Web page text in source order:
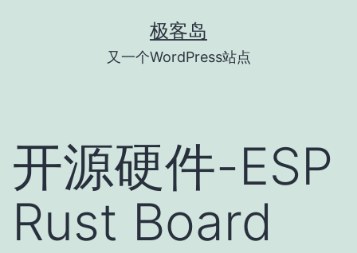
极客岛
又一个WordPress站点
开源硬件-ESP
Rust Board